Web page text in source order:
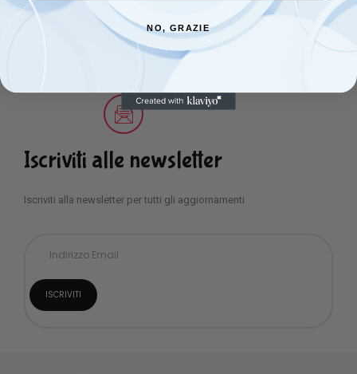
8,00 20,00
Iscriviti alle newsletter
Iscriviti alla newsletter per tutti gli aggiornamenti
NO, GRAZIE